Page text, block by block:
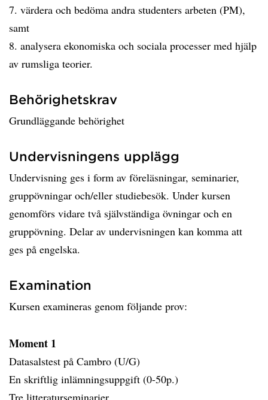
7. värdera och bedöma andra studenters arbeten (PM),
samt
8. analysera ekonomiska och sociala processer med hjälp
av rumsliga teorier.
Behörighetskrav
Grundläggande behörighet
Undervisningens upplägg
Undervisning ges i form av föreläsningar, seminarier,
gruppövningar och/eller studiebesök. Under kursen
genomförs vidare två självständiga övningar och en
gruppövning. Delar av undervisningen kan komma att
ges på engelska.
Examination
Kursen examineras genom följande prov:
Moment 1
Datasalstest på Cambro (U/G)
En skriftlig inlämningsuppgift (0-50p.)
Tre litteraturseminarier